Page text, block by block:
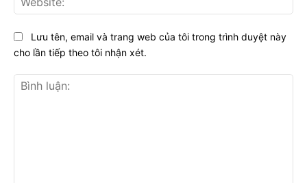
Lưu tên, email và trang web của tôi trong trình duyệt này
cho lần tiếp theo tôi nhận xét.